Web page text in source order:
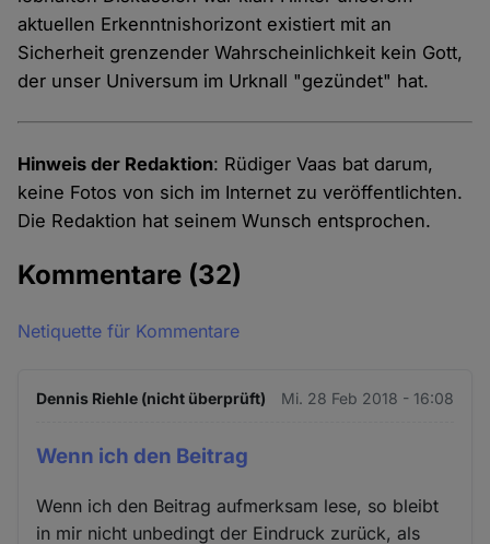
aktuellen Erkenntnishorizont existiert mit an
Sicherheit grenzender Wahrscheinlichkeit kein Gott,
der unser Universum im Urknall "gezündet" hat.
Hinweis der Redaktion: Rüdiger Vaas bat darum,
keine Fotos von sich im Internet zu veröffentlichten.
Die Redaktion hat seinem Wunsch entsprochen.
Kommentare (32)
Netiquette für Kommentare
Dennis Riehle (nicht überprüft) Mi. 28 Feb 2018 - 16:08
Wenn ich den Beitrag
Wenn ich den Beitrag aufmerksam lese, so bleibt
in mir nicht unbedingt der Eindruck zurück, als